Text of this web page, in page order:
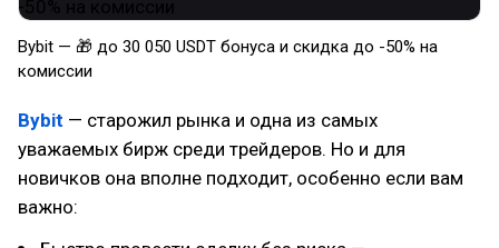
Bybit — 🎁 до 30 050 USDT бонуса и скидка до -50% на
комиссии
Bybit — старожил рынка и одна из самых
уважаемых бирж среди трейдеров. Но и для
новичков она вполне подходит, особенно если вам
важно: